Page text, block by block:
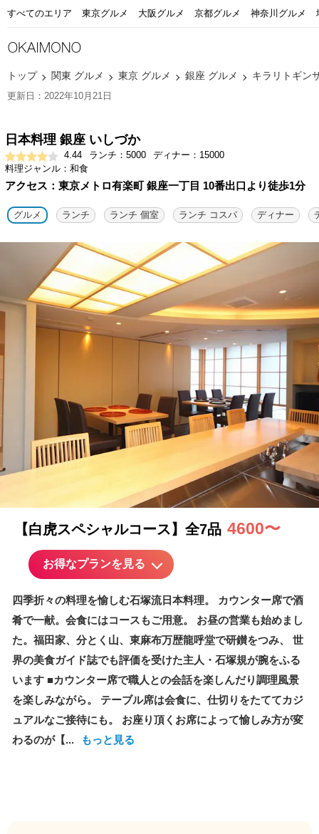
すべてのエリア 東京グルメ 大阪グルメ 京都グルメ 神奈川グルメ
トップ 関東 グルメ 東京 グルメ 銀座 グルメ キラリトギン
更新日：2022年10月21日
日本料理 銀座 いしづか
4.44 ランチ：5000
ディナー：15000
料理ジャンル：和食
アクセス：東京メトロ有楽町 銀座一丁目 10番出口より徒歩1分
グルメ ランチ ランチ 個室 ランチ コスパ ディナー
【白虎スペシャルコース】全7品 4600〜
お得なプランを見る
四季折々の料理を愉しむ石塚流日本料理。 カウンター席で酒
肴で一献。会食にはコースもご用意。 お昼の営業も始めまし
た。福田家、分とく山、東麻布万歴龍呼堂で研鑚をつみ、 世
界の美食ガイド誌でも評価を受けた主人・石塚規が腕をふる
います ■カウンター席で職人との会話を楽しんだり調理風景
を楽しみながら。 テーブル席は会食に、仕切りをたててカジ
ュアルなご接待にも。 お座り頂くお席によって愉しみ方が変
わるのが【...
もっと見る